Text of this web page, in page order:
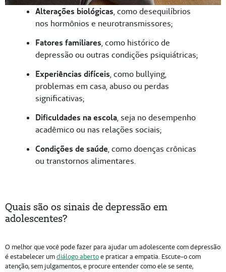
Alterações biológicas, como desequilíbrios
nos hormônios e neurotransmissores;
Fatores familiares, como histórico de
depressão ou outras condições psiquiátricas;
Experiências difíceis, como bullying,
problemas em casa, abuso ou perdas
significativas;
Dificuldades na escola, seja no desempenho
acadêmico ou nas relações sociais;
Condições de saúde, como doenças crônicas
ou transtornos alimentares.
Quais são os sinais de depressão em
adolescentes?
O melhor que você pode fazer para ajudar um adolescente com depressão
é estabelecer umdiálogo abertoe praticar a empatia. Escute-o com
atenção, sem julgamentos, e procure entender como ele se sente,